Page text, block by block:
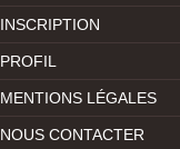
INSCRIPTION
PROFIL
MENTIONS LÉGALES
NOUS CONTACTER